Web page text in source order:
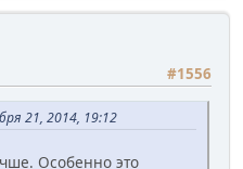
#1556
21, 2014, 19:12
Особенно это